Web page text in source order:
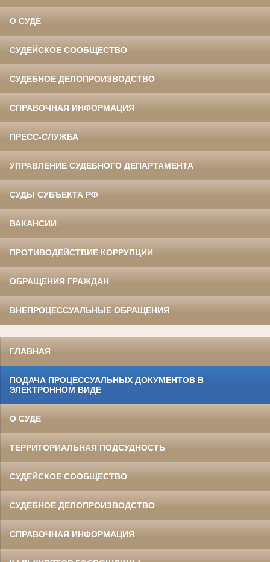
О СУДЕ
СУДЕЙСКОЕ СООБЩЕСТВО
СУДЕБНОЕ ДЕЛОПРОИЗВОДСТВО
СПРАВОЧНАЯ ИНФОРМАЦИЯ
ПРЕСС-СЛУЖБА
УПРАВЛЕНИЕ СУДЕБНОГО ДЕПАРТАМЕНТА
СУДЫ СУБЪЕКТА РФ
ВАКАНСИИ
ПРОТИВОДЕЙСТВИЕ КОРРУПЦИИ
ОБРАЩЕНИЯ ГРАЖДАН
ВНЕПРОЦЕССУАЛЬНЫЕ ОБРАЩЕНИЯ
ГЛАВНАЯ
ПОДАЧА ПРОЦЕССУАЛЬНЫХ ДОКУМЕНТОВ В
ЭЛЕКТРОННОМ ВИДЕ
О СУДЕ
ТЕРРИТОРИАЛЬНАЯ ПОДСУДНОСТЬ
СУДЕЙСКОЕ СООБЩЕСТВО
СУДЕБНОЕ ДЕЛОПРОИЗВОДСТВО
СПРАВОЧНАЯ ИНФОРМАЦИЯ